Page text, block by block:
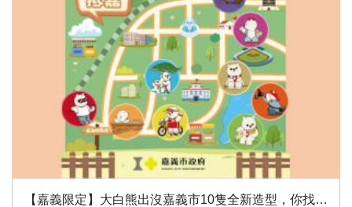
【嘉義限定】大白熊出沒嘉義市10隻全新造型，你找到幾隻？